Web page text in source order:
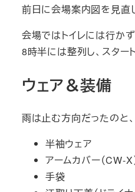
前日に会場案内図を見直
会場ではトイレには行か
8時半には整列し、スター
ウェア＆装備
雨は止む方向だったのと
半袖ウェア
アームカバー（CW-X
手袋